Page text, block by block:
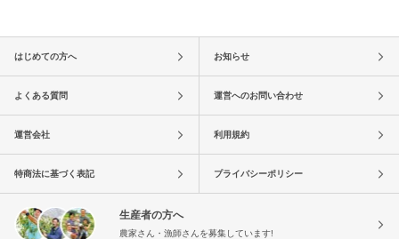
はじめての方へ お知らせ
よくある質問 運営へのお問い合わせ
運営会社 利用規約
特商法に基づく表記 プライバシーポリシー
生産者の方へ
農家さん・漁師さんを募集しています!